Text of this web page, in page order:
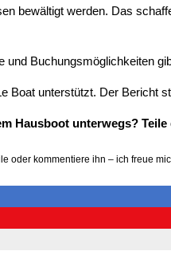
bewältigt werden. Das
und Buchungsmöglichkeiten
Boat unterstützt. Der Bericht
Hausboot unterwegs?
oder kommentiere ihn – ich freue